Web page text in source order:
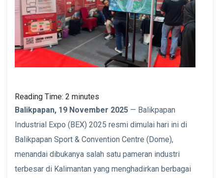
Reading Time: 2 minutes
Balikpapan, 19 November 2025 — Balikpapan
Industrial Expo (BEX) 2025 resmi dimulai hari ini di
Balikpapan Sport & Convention Centre (Dome),
menandai dibukanya salah satu pameran industri
terbesar di Kalimantan yang menghadirkan berbagai